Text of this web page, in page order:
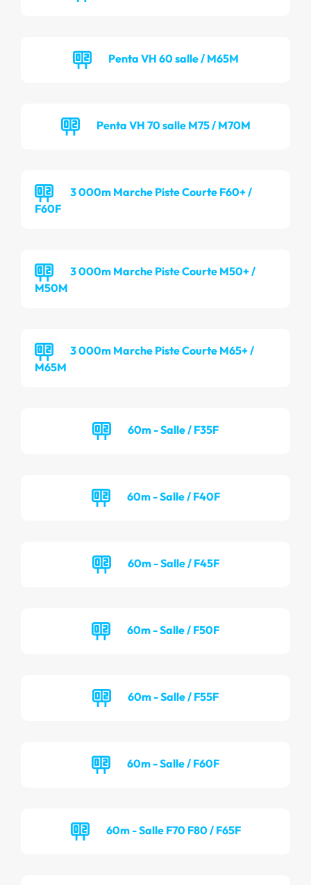
Penta VH 60 salle / M65M
Penta VH 70 salle M75 / M70M
3 000m Marche Piste Courte F60+ /
F60F
3 000m Marche Piste Courte M50+ /
M50M
3 000m Marche Piste Courte M65+ /
M65M
60m - Salle / F35F
60m - Salle / F40F
60m - Salle / F45F
60m - Salle / F50F
60m - Salle / F55F
60m - Salle / F60F
60m - Salle F70 F80 / F65F